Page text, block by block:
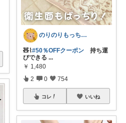
のりのりもっち⌇１歳との楽しい暮らし🌻
🧸⌇#50％OFFクーポン 持ち運
びできる ...
￥ 1,480
2 0 754
コレ いいね